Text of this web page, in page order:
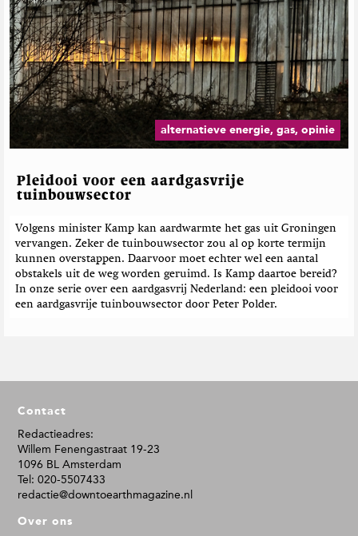
alternatieve energie, gas, opinie
Pleidooi voor een aardgasvrije
tuinbouwsector
Volgens minister Kamp kan aardwarmte het gas uit Groningen
vervangen. Zeker de tuinbouwsector zou al op korte termijn
kunnen overstappen. Daarvoor moet echter wel een aantal
obstakels uit de weg worden geruimd. Is Kamp daartoe bereid?
In onze serie over een aardgasvrij Nederland: een pleidooi voor
een aardgasvrije tuinbouwsector door Peter Polder.
o
o
Contact
Redactieadres:
Willem Fenengastraat 19-23
1096 BL Amsterdam
Tel: 020-5507433
redactie@downtoearthmagazine.nl
Over ons